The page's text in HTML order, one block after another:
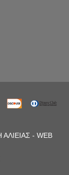
ΑΛΙΕΙΑΣ - WEB